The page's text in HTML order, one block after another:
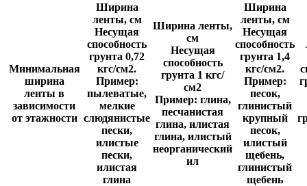
Минимальная
ширина
ленты в
зависимости
от этажности
Ширина
ленты, см
Несущая
способность
грунта 0,72
кгс/см2.
Пример:
пылеватые,
мелкие
слюдянистые
пески,
илистые
пески,
илистая
глина
Ширина ленты,
см
Несущая
способность
грунта 1 кгс/
см2
Пример: глина,
песчанистая
глина, илистая
глина, илистый
неорганический
ил
Ширина
ленты, см
Несущая
способность
грунта 1,4
кгс/см2.
Пример:
песок,
глинистый
крупный
песок,
илистый
щебень,
глинистый
щебень